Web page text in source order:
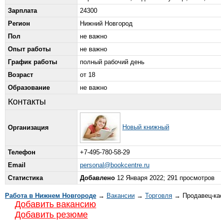
Зарплата
24300
Регион
Нижний Новгород
Пол
не важно
Опыт работы
не важно
График работы
полный рабочий день
Возраст
от 18
Образование
не важно
Контакты
Организация Новый книжный
Телефон
+7-495-780-58-29
Email
personal@bookcentre.ru
Статистика
Добавлено 12 Января 2022; 291 просмотров
Работа в Нижнем Новгороде → Вакансии → Торговля → Продавец-
Добавить вакансию
Добавить резюме